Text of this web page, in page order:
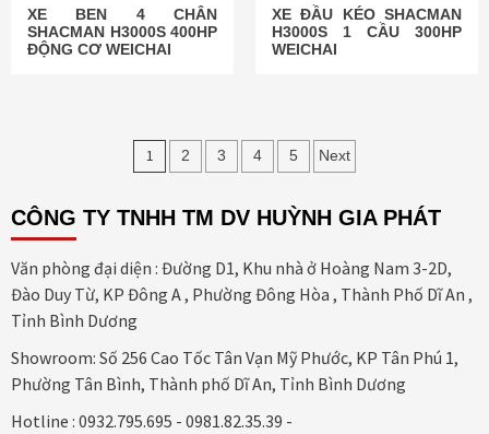
XE BEN 4 CHÂN
SHACMAN H3000S 400HP
ĐỘNG CƠ WEICHAI
XE ĐẦU KÉO SHACMAN
H3000S 1 CẦU 300HP
WEICHAI
Điều
bài
viết
1 2 3 4 5 Next
CÔNG TY TNHH TM DV HUỲNH GIA PHÁT
Văn phòng đại diện : Đường D1, Khu nhà ở Hoàng Nam 3-2D,
Đào Duy Từ, KP Đông A , Phường Đông Hòa , Thành Phố Dĩ An ,
Tỉnh Bình Dương
Showroom: Số 256 Cao Tốc Tân Vạn Mỹ Phước, KP Tân Phú 1,
Phường Tân Bình, Thành phố Dĩ An, Tỉnh Bình Dương
Hotline : 0932.795.695 - 0981.82.35.39 -